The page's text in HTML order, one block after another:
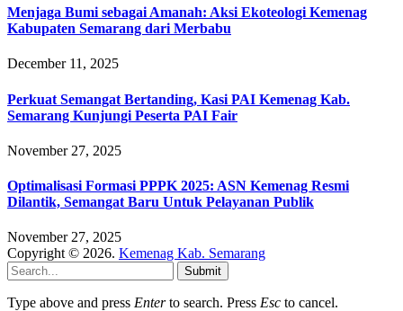
Menjaga Bumi sebagai Amanah: Aksi Ekoteologi Kemenag
Kabupaten Semarang dari Merbabu
December 11, 2025
Perkuat Semangat Bertanding, Kasi PAI Kemenag Kab.
Semarang Kunjungi Peserta PAI Fair
November 27, 2025
Optimalisasi Formasi PPPK 2025: ASN Kemenag Resmi
Dilantik, Semangat Baru Untuk Pelayanan Publik
November 27, 2025
Copyright © 2026. Kemenag Kab. Semarang
Submit
Type above and press Enterto search. Press Esc to cancel.